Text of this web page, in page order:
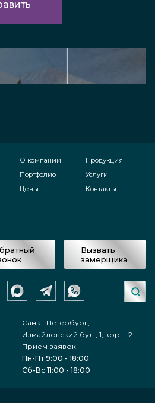
О компании
Портфолио
Цены
Продукция
Услуги
Контакты
Вызвать
замерщика
Санкт-Петербург,
Измайловский бул., 1, корп. 2
Прием заявок
Пн-Пт 9:00 - 18:00
Сб-Вс 11:00 - 18:00